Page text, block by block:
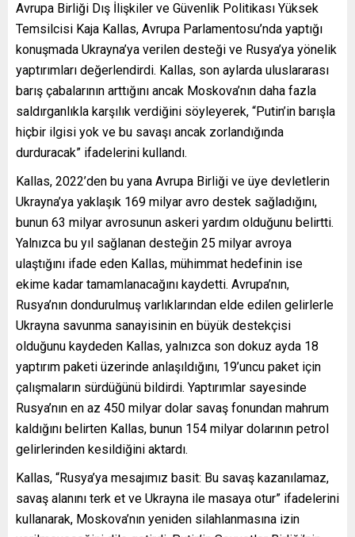
Avrupa Birliği Dış İlişkiler ve Güvenlik Politikası Yüksek
Temsilcisi Kaja Kallas, Avrupa Parlamentosu’nda yaptığı
konuşmada Ukrayna’ya verilen desteği ve Rusya’ya yönelik
yaptırımları değerlendirdi. Kallas, son aylarda uluslararası
barış çabalarının arttığını ancak Moskova’nın daha fazla
saldırganlıkla karşılık verdiğini söyleyerek, “Putin’in barışla
hiçbir ilgisi yok ve bu savaşı ancak zorlandığında
durduracak” ifadelerini kullandı.
Kallas, 2022’den bu yana Avrupa Birliği ve üye devletlerin
Ukrayna’ya yaklaşık 169 milyar avro destek sağladığını,
bunun 63 milyar avrosunun askeri yardım olduğunu belirtti.
Yalnızca bu yıl sağlanan desteğin 25 milyar avroya
ulaştığını ifade eden Kallas, mühimmat hedefinin ise
ekime kadar tamamlanacağını kaydetti. Avrupa’nın,
Rusya’nın dondurulmuş varlıklarından elde edilen gelirlerle
Ukrayna savunma sanayisinin en büyük destekçisi
olduğunu kaydeden Kallas, yalnızca son dokuz ayda 18
yaptırım paketi üzerinde anlaşıldığını, 19’uncu paket için
çalışmaların sürdüğünü bildirdi. Yaptırımlar sayesinde
Rusya’nın en az 450 milyar dolar savaş fonundan mahrum
kaldığını belirten Kallas, bunun 154 milyar dolarının petrol
gelirlerinden kesildiğini aktardı.
Kallas, “Rusya’ya mesajımız basit: Bu savaş kazanılamaz,
savaş alanını terk et ve Ukrayna ile masaya otur” ifadelerini
kullanarak, Moskova’nın yeniden silahlanmasına izin